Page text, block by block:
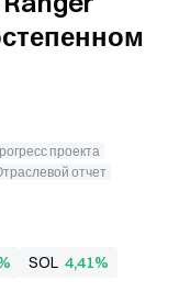
проекта
отчет
SOL 4,41%